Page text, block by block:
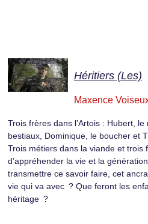
Héritiers (Les)
Maxence
Trois frères dans l’Artois : Hubert,
bestiaux, Dominique, le boucher et
Trois métiers dans la viande et trois
d’appréhender la vie et la
transmettre ce savoir faire, cet
vie qui va avec ? Que feront les
héritage ?